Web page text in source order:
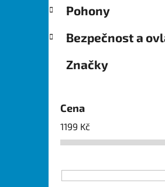
Pohony
Bezpečnost a
Značky
Cena
1199 Kč